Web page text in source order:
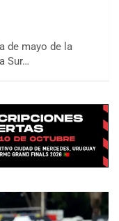
de mayo de la
Sur…